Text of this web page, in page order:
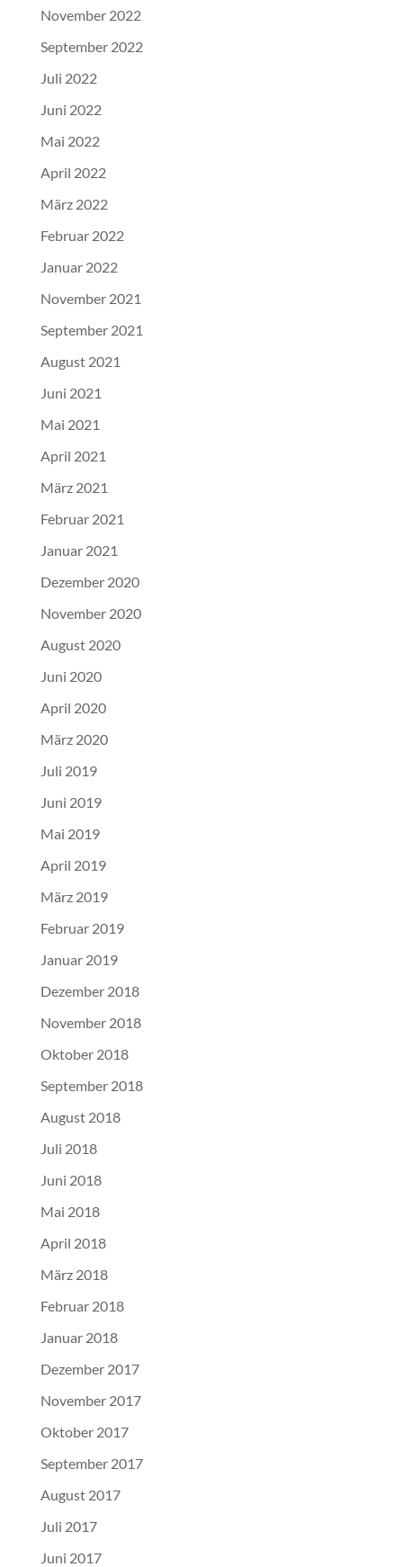
November 2022
September 2022
Juli 2022
Juni 2022
Mai 2022
April 2022
März 2022
Februar 2022
Januar 2022
November 2021
September 2021
August 2021
Juni 2021
Mai 2021
April 2021
März 2021
Februar 2021
Januar 2021
Dezember 2020
November 2020
August 2020
Juni 2020
April 2020
März 2020
Juli 2019
Juni 2019
Mai 2019
April 2019
März 2019
Februar 2019
Januar 2019
Dezember 2018
November 2018
Oktober 2018
September 2018
August 2018
Juli 2018
Juni 2018
Mai 2018
April 2018
März 2018
Februar 2018
Januar 2018
Dezember 2017
November 2017
Oktober 2017
September 2017
August 2017
Juli 2017
Juni 2017